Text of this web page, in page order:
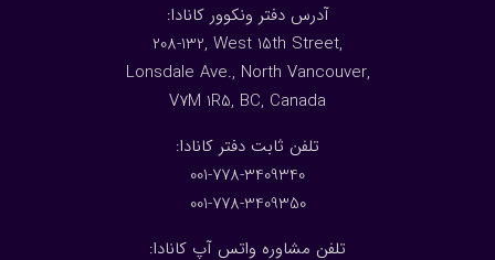
:آدرس دفتر ونکوور کانادا
208-132, West 15th Street,
Lonsdale Ave., North Vancouver,
V7M 1R5, BC, Canada
:تلفن ثابت دفتر کانادا
001-778-3409340
001-778-3409350
تلفن مشاوره واتس آپ کانادا: